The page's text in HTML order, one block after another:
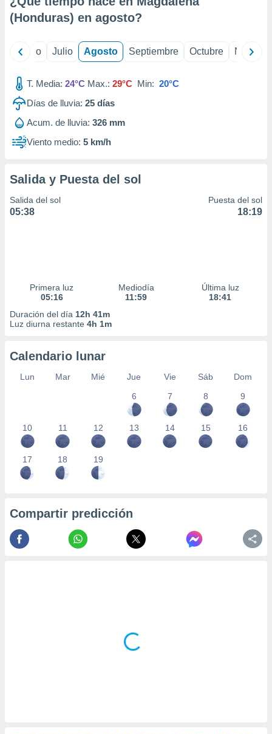
e
publicidad
publicidad
de
(Honduras) en agosto?
Junio Julio Agosto Septiembre Octubre
T. Media: 24°C Max.: 29°C Min: 20°C
Días de lluvia: 25 días
Acum. de lluvia: 326 mm
Viento medio: 5 km/h
Salida y Puesta del sol
Salida del sol
05:38
Puesta del sol
18:19
Primera luz
05:16
Mediodía
11:59
Última luz
18:41
Duración del día 12h 41m
Luz diurna restante 4h 1m
Calendario lunar
Lun Mar Mié Jue Vie Sáb
Dom
6
7 8 9
10 11 12 13 14 15 16
17 18 19
Compartir predicción